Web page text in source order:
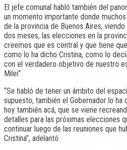
El jefe comunal habló también del
un momento importante donde
de la provincia de Buenos Aires,
dos meses, las elecciones en la
creemos que es central y que tiene
como lo ha dicho Cristina, como lo
con el verdadero objetivo de nuestro
Milei”.
“Se habló de tener un ámbito del
supuesto, también el Gobernador lo ha
hoy también acá, que se viene
detalles para las próximas elecciones
continuar luego de las reuniones que
Cristina”, adelantó.